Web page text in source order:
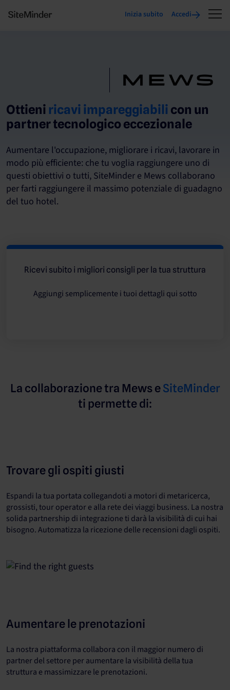
Inizia subito Accedi
Ottieni ricavi impareggiabili con un
partner tecnologico eccezionale
Aumentare l'occupazione, migliorare i ricavi, lavorare in
modo più efficiente: che tu voglia raggiungere uno di
questi obiettivi o tutti, SiteMinder e Mews collaborano
per farti raggiungere il massimo potenziale di guadagno
del tuo hotel.
Ricevi subito i migliori consigli per la tua struttura
Aggiungi semplicemente i tuoi dettagli qui sotto
La collaborazione tra Mews eSiteMinder
ti permette di:
Trovare gli ospiti giusti
Espandi la tua portata collegandoti a motori di metaricerca,
grossisti, tour operator e alla rete dei viaggi business. La nostra
solida partnership di integrazione ti darà la visibilità di cui hai
bisogno. Automatizza la ricezione delle recensioni dagli ospiti.
Aumentare le prenotazioni
La nostra piattaforma collabora con il maggior numero di
partner del settore per aumentare la visibilità della tua
struttura e massimizzare le prenotazioni.